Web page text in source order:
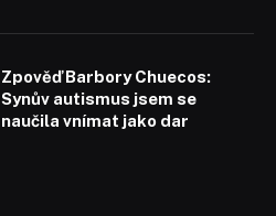
Zpověď Barbory Chuecos:
Synův autismus jsem se
naučila vnímat jako dar